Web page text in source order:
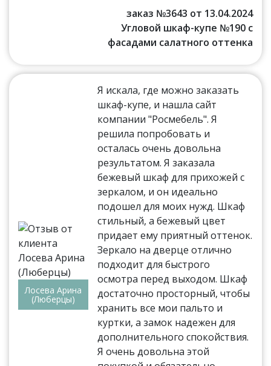
заказ №3643 от 13.04.2024
Угловой шкаф-купе №190 с
фасадами салатного оттенка
Лосева Арина
(Люберцы)
Я искала, где можно заказать
шкаф-купе, и нашла сайт
компании "Росмебель". Я
решила попробовать и
осталась очень довольна
результатом. Я заказала
бежевый шкаф для прихожей с
зеркалом, и он идеально
подошел для моих нужд. Шкаф
стильный, а бежевый цвет
придает ему приятный оттенок.
Зеркало на дверце отлично
подходит для быстрого
осмотра перед выходом. Шкаф
достаточно просторный, чтобы
хранить все мои пальто и
куртки, а замок надежен для
дополнительного спокойствия.
Я очень довольна этой